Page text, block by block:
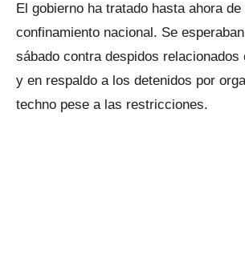
El gobierno ha tratado hasta ahora
confinamiento nacional. Se
sábado contra despidos relacionados
y en respaldo a los detenidos por
techno pese a las restricciones.